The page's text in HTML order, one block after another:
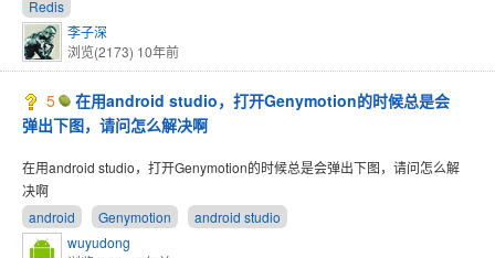
Redis
李子深
浏览(2173) 10年前
5
在用android studio，打开Genymotion的时候总是会
弹出下图，请问怎么解决啊
在用android studio，打开Genymotion的时候总是会弹出下图，请问怎么解
决啊
android
Genymotion
android studio
wuyudong